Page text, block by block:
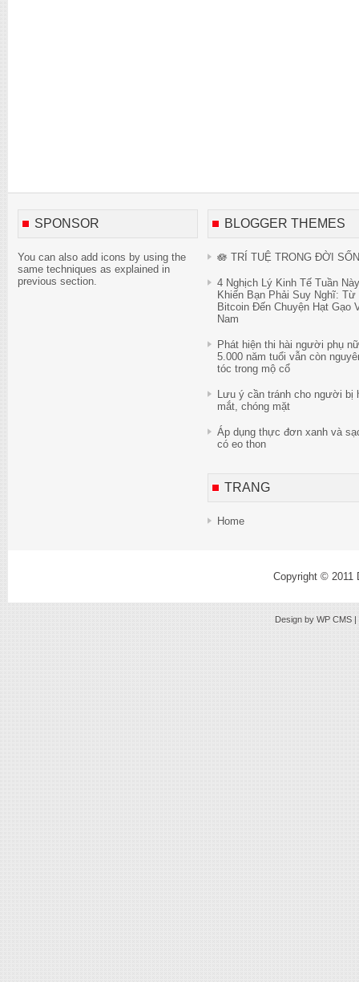
SPONSOR
You can also add icons by using the
same techniques as explained in
previous section.
BLOGGER THEMES
🪷 TRÍ TUỆ TRONG ĐỜI
4 Nghịch Lý Kinh Tế Tuần Này
Khiến Bạn Phải Suy Nghĩ: Từ
Bitcoin Đến Chuyện Hạt Gạo
Nam
Phát hiện thi hài người phụ nữ
5.000 năm tuổi vẫn còn
tóc trong mộ cổ
Lưu ý cần tránh cho người bị
mắt, chóng mặt
Áp dụng thực đơn xanh và
có eo thon
TRANG
Home
Copyright © 2011
Design by WP CMS |